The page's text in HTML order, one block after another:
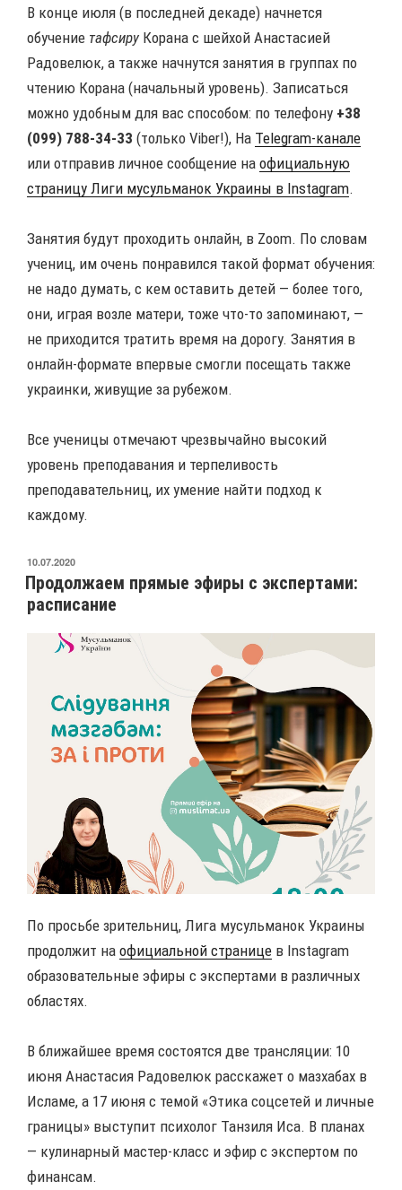
В конце июля (в последней декаде) начнется
обучение тафсиру Корана с шейхой Анастасией
Радовелюк, а также начнутся занятия в группах по
чтению Корана (начальный уровень). Записаться
можно удобным для вас способом: по телефону +38
(099) 788-34-33 (только Viber!), На Telegram-канале
или отправив личное сообщение на официальную
страницу Лиги мусульманок Украины в Instagram.
Занятия будут проходить онлайн, в Zoom. По словам
учениц, им очень понравился такой формат обучения:
не надо думать, с кем оставить детей — более того,
они, играя возле матери, тоже что-то запоминают, —
не приходится тратить время на дорогу. Занятия в
онлайн-формате впервые смогли посещать также
украинки, живущие за рубежом.
Все ученицы отмечают чрезвычайно высокий
уровень преподавания и терпеливость
преподавательниц, их умение найти подход к
каждому.
ОПУБЛИКОВАНО
10.07.2020
Продолжаем прямые эфиры с экспертами:
расписание
По просьбе зрительниц, Лига мусульманок Украины
продолжит на официальной странице в Instagram
образовательные эфиры с экспертами в различных
областях.
В ближайшее время состоятся две трансляции: 10
июня Анастасия Радовелюк расскажет о мазхабах в
Исламе, а 17 июня с темой «Этика соцсетей и личные
границы» выступит психолог Танзиля Иса. В планах
— кулинарный мастер-класс и эфир с экспертом по
финансам.